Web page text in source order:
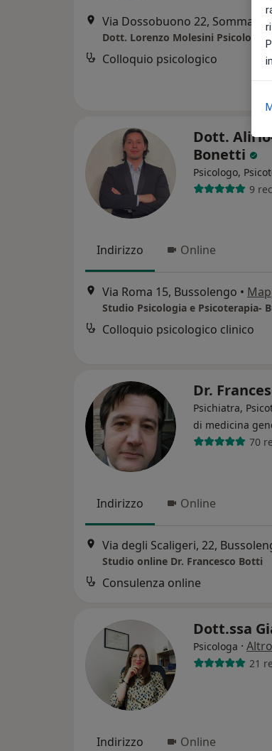
Via Dossobuono 22,
Dott. Lorenzo Molesini Psicologo
Colloquio psicologico
Dott.
Bonetti
Psicologo,
9
Indirizzo Online
Via Roma 15, Bussolengo •
Studio Psicologia e Psicoterapia-
Colloquio psicologico clinico
Dr.
Psichiatra,
di medicina
70
Indirizzo Online
Via degli Scaligeri, 22,
Studio online Dr. Francesco Botti
Consulenza online
Dott.ssa
Psicologa · Altro
21
Indirizzo Online